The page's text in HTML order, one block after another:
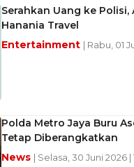
Serahkan Uang ke
Hanania Travel
Entertainment | Rabu, 01
Polda Metro Jaya Buru
Tetap Diberangkatkan
News | Selasa, 30 Juni 2026 |